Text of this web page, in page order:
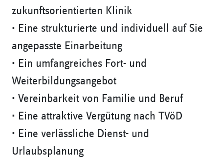
zukunftsorientierten Klinik
• Eine strukturierte und individuell auf Sie
angepasste Einarbeitung
• Ein umfangreiches Fort- und
Weiterbildungsangebot
• Vereinbarkeit von Familie und Beruf
• Eine attraktive Vergütung nach TVöD
• Eine verlässliche Dienst- und
Urlaubsplanung